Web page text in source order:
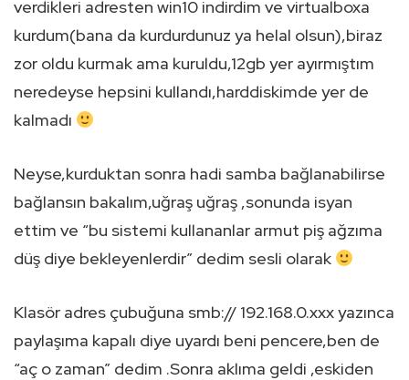
verdikleri adresten win10 indirdim ve virtualboxa
kurdum(bana da kurdurdunuz ya helal olsun),biraz
zor oldu kurmak ama kuruldu,12gb yer ayırmıştım
neredeyse hepsini kullandı,harddiskimde yer de
kalmadı
Neyse,kurduktan sonra hadi samba bağlanabilirse
bağlansın bakalım,uğraş uğraş ,sonunda isyan
ettim ve “bu sistemi kullananlar armut piş ağzıma
düş diye bekleyenlerdir” dedim sesli olarak
Klasör adres çubuğuna smb:// 192.168.0.xxx yazınca
paylaşıma kapalı diye uyardı beni pencere,ben de
“aç o zaman” dedim .Sonra aklıma geldi ,eskiden